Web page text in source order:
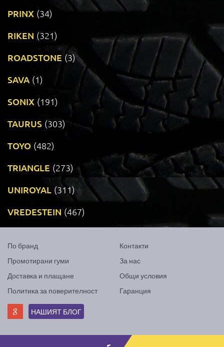
PRINX (34)
RIKEN (321)
ROADSTONE (3)
SAVA (1)
SONIX (191)
TAURUS (303)
TOYO (482)
TRIANGLE (273)
UNIROYAL (311)
VREDESTEIN (467)
По бранд
Промотирани гуми
Доставка и плащане
Политика за поверителност
Контакти
За нас
Общи условия
Гаранция
НАШИЯТ БЛОГ